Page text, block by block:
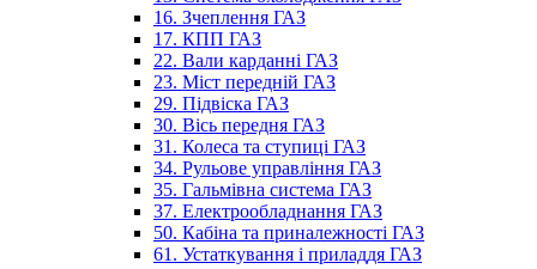
16. Зчеплення ГАЗ
17. КПП ГАЗ
22. Вали карданні ГАЗ
23. Міст передній ГАЗ
29. Підвіска ГАЗ
30. Вісь передня ГАЗ
31. Колеса та ступиці ГАЗ
34. Рульове управління ГАЗ
35. Гальмівна система ГАЗ
37. Електрообладнання ГАЗ
50. Кабіна та приналежності ГАЗ
61. Устаткування і приладдя ГАЗ